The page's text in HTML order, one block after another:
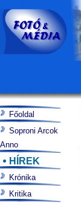
Főoldal
Soproni Arcok
Anno
HÍREK
Krónika
Kritika